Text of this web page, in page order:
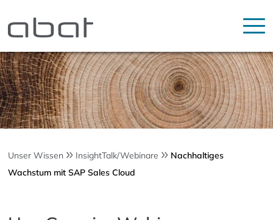
Unser Wissen InsightTalk/Webinare
Nachhaltiges
Wachstum mit SAP Sales Cloud